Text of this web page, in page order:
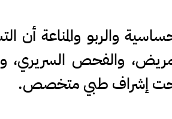
والربو
والفحص السريري،
تحت إشراف طبي متخصص.